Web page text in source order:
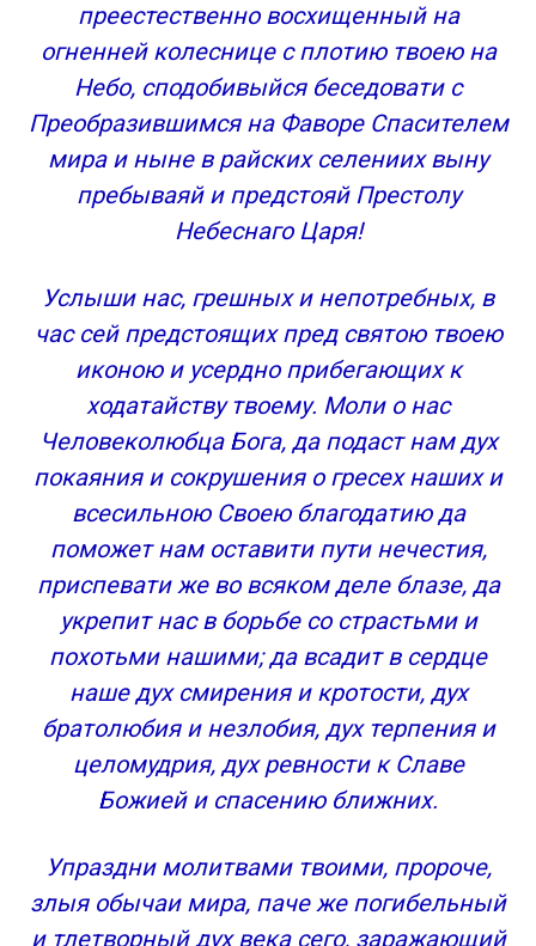
преестественно восхищенный на
огненней колеснице с плотию твоею на
Небо, сподобивыйся беседовати с
Преобразившимся на Фаворе Спасителем
мира и ныне в райских селениих выну
пребываяй и предстояй Престолу
Небеснаго Царя!
Услыши нас, грешных и непотребных, в
час сей предстоящих пред святою твоею
иконою и усердно прибегающих к
ходатайству твоему. Моли о нас
Человеколюбца Бога, да подаст нам дух
покаяния и сокрушения о гресех наших и
всесильною Своею благодатию да
поможет нам оставити пути нечестия,
приспевати же во всяком деле блазе, да
укрепит нас в борьбе со страстьми и
похотьми нашими; да всадит в сердце
наше дух смирения и кротости, дух
братолюбия и незлобия, дух терпения и
целомудрия, дух ревности к Славе
Божией и спасению ближних.
Упраздни молитвами твоими, пророче,
злыя обычаи мира, паче же погибельный
и тлетворный дух века сего, заражающий